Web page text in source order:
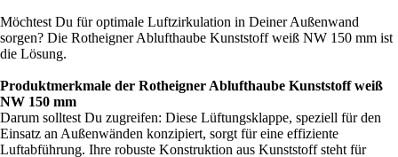
Möchtest Du für optimale Luftzirkulation in Deiner Außenwand
sorgen? Die Rotheigner Ablufthaube Kunststoff weiß NW 150 mm ist
die Lösung.
Produktmerkmale der Rotheigner Ablufthaube Kunststoff weiß
NW 150 mm
Darum solltest Du zugreifen: Diese Lüftungsklappe, speziell für den
Einsatz an Außenwänden konzipiert, sorgt für eine effiziente
Luftabführung. Ihre robuste Konstruktion aus Kunststoff steht für